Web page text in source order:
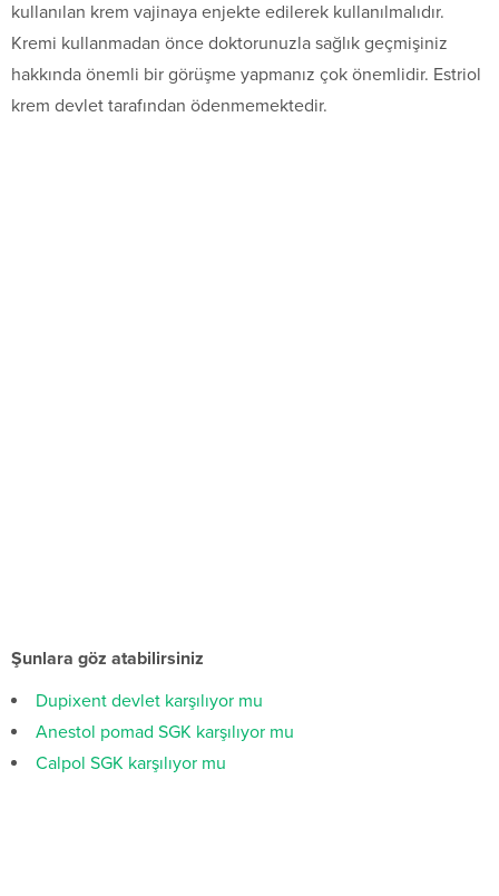
kullanılan krem vajinaya enjekte edilerek kullanılmalıdır.
Kremi kullanmadan önce doktorunuzla sağlık geçmişiniz
hakkında önemli bir görüşme yapmanız çok önemlidir. Estriol
krem devlet tarafından ödenmemektedir.
Şunlara göz atabilirsiniz
Dupixent devlet karşılıyor mu
Anestol pomad SGK karşılıyor mu
Calpol SGK karşılıyor mu